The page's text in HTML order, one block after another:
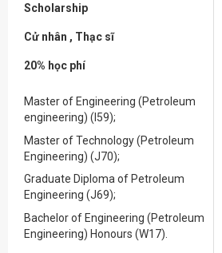
Scholarship
Cử nhân , Thạc sĩ
20% học phí
Master of Engineering (Petroleum
engineering) (I59);
Master of Technology (Petroleum
Engineering) (J70);
Graduate Diploma of Petroleum
Engineering (J69);
Bachelor of Engineering (Petroleum
Engineering) Honours (W17).